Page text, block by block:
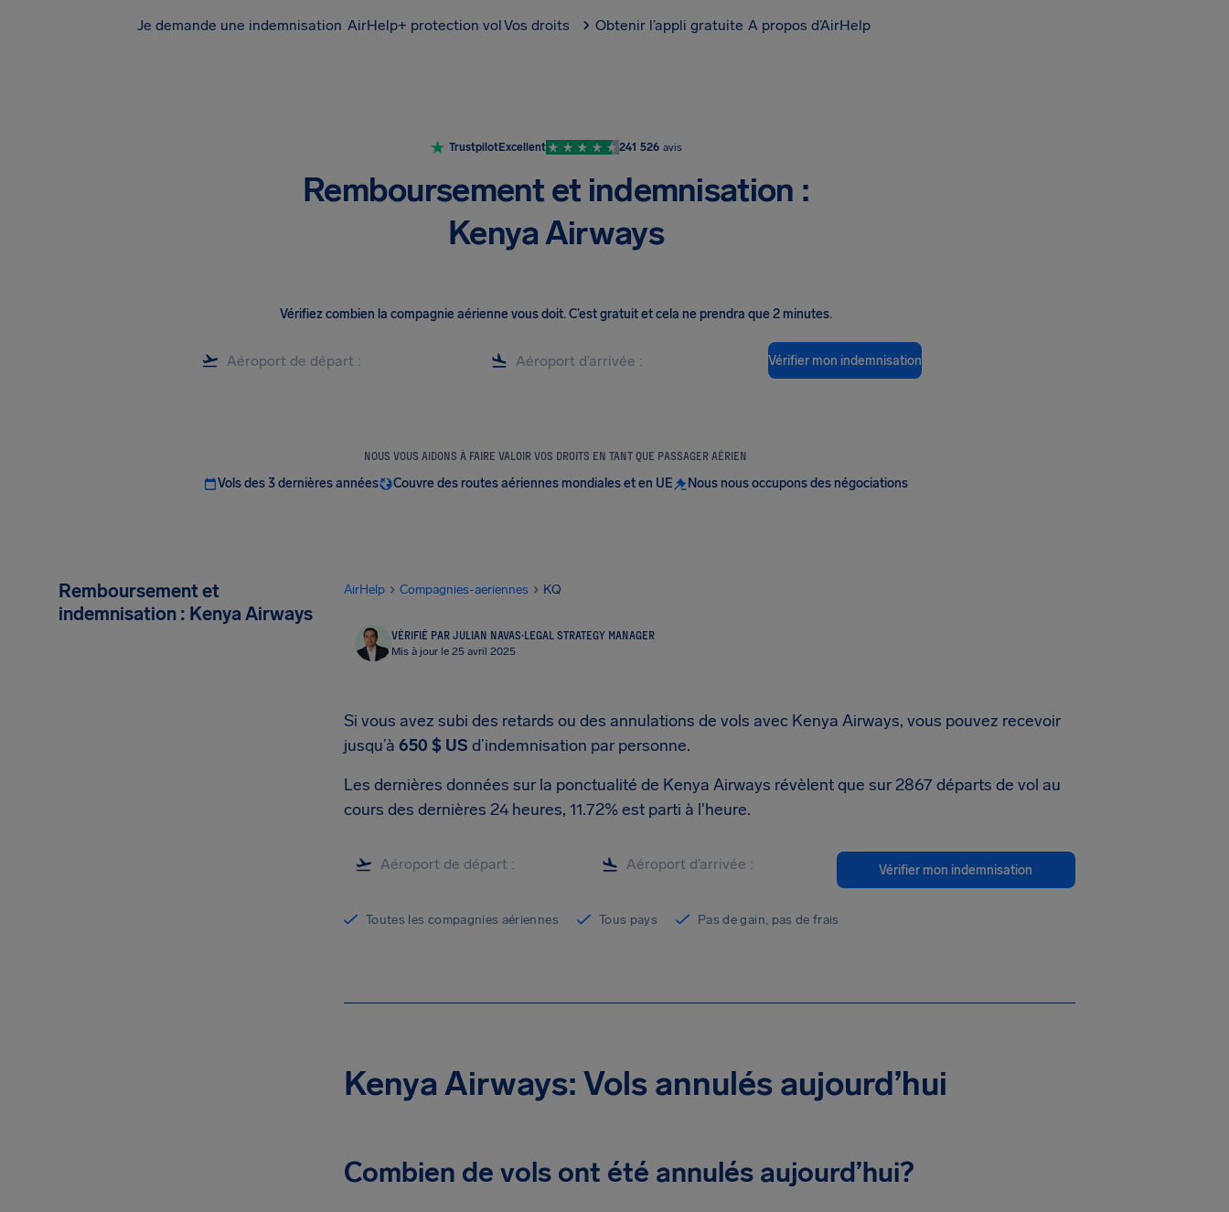
Je demande une indemnisation AirHelp+ protection volVos droits Obtenir l’appli gratuite A propos d’AirHelp
TrustpilotExcellent 241 526 avis
Remboursement et indemnisation :
Kenya Airways
Vérifiez combien la compagnie aérienne vous doit.C’est gratuit et cela ne prendra que 2 minutes.
Vérifier mon indemnisation
NOUS VOUS AIDONS À FAIRE VALOIR VOS DROITS EN TANT QUE PASSAGER AÉRIEN
Vols des 3 dernières années Couvre des routes aériennes mondiales et en UE Nous nous occupons des négociations
Remboursement et
indemnisation : Kenya Airways
AirHelp Compagnies-aeriennes KQ
VÉRIFIÉ PAR JULIAN NAVAS·LEGAL STRATEGY MANAGER
Mis à jour le 25 avril 2025
Si vous avez subi des retards ou des annulations de vols avec Kenya Airways, vous pouvez recevoir
jusqu’à 650 $ US d’indemnisation par personne.
Les dernières données sur la ponctualité de Kenya Airways révèlent que sur 2867 départs de vol au
cours des dernières 24 heures, 11.72% est parti à l'heure.
Vérifier mon indemnisation
Toutes les compagnies aériennes Tous pays Pas de gain, pas de frais
Kenya Airways: Vols annulés aujourd’hui
Combien de vols ont été annulés aujourd’hui?